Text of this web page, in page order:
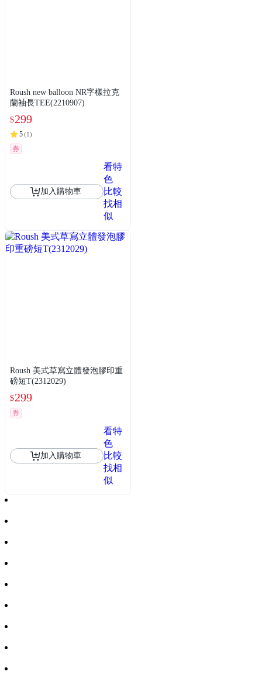
Roush new balloon NR字樣拉克
蘭袖長TEE(2210907)
$299
5(1)
券
加入購物車
看特
色
比較
找相
似
Roush 美式草寫立體發泡膠印重
磅短T(2312029)
$299
券
加入購物車
看特
色
比較
找相
似